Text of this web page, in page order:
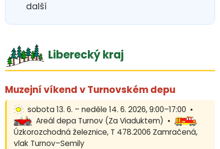
další
Liberecký kraj
Muzejní víkend v Turnovském depu
sobota 13. 6. – neděle 14. 6. 2026, 9:00–17:00 •
Areál depa Turnov (Za Viaduktem) •
Úzkorozchodná železnice, T 478.2006 Zamračená,
vlak Turnov–Semily